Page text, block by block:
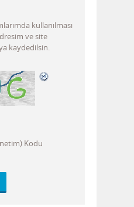
kullanılması
ve site
kaydedilsin.
Kodu